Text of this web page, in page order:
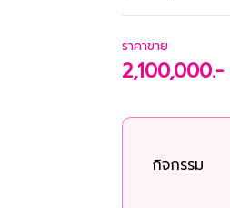
ราคาขาย
2,100,000.-
กิจกรรม